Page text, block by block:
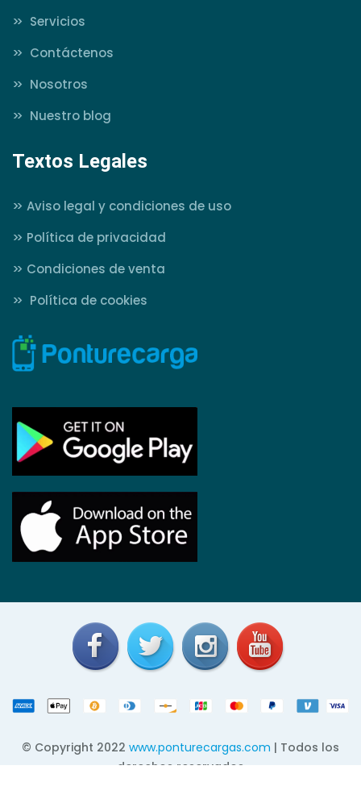
>>
Servicios
>>
Contáctenos
>>
Nosotros
>>
Nuestro blog
Textos Legales
>> Aviso legal y condiciones de uso
>> Política de privacidad
>> Condiciones de venta
>>
Política de cookies
© Copyright 2022 www.ponturecargas.com | Todos los
derechos reservados